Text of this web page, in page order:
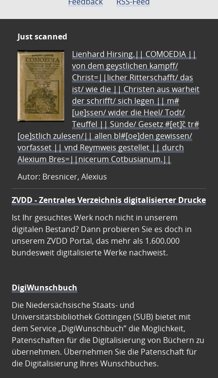
Just scanned
Lienhard Hirsing.|| COMOEDIA ||
von dem geystlichen kampff/
Christ=||licher Ritterschafft/ das
ist/ wie die || Christen aus warheit
der schrifft/ sich legen || m#
[ue]ssen/ wider die Heel/ Todt/
Teuffel || Sünde/ Gesetz #[et]c̃ tr#
[oe]stlich zulesen/|| allen bl#[oe]den gewissen/
vorfasset || vnd Reymweis gestellet || durch
Alexium Bres=||nicerum Cotbusianum.||
Autor: Bresnicer, Alexius
ZVDD - Zentrales Verzeichnis digitalisierter Drucke
Ist Ihr gesuchtes Werk noch nicht in unserem
digitalen Bestand? Dann probieren Sie es doch in
unserem ZVDD Portal, das mehr als 1.600.000
bundesweit digitalisierte Werke nachweist.
DigiWunschbuch
Die Niedersächsische Staats- und
Universitätsbibliothek Göttingen (SUB) bietet mit
dem Service „DigiWunschbuch” die Möglichkeit,
Patenschaften für die Digitalisierung von Büchern zu
übernehmen. Übernehmen Sie die Patenschaft für
die Digitalisierung Ihres Wunschbuches.